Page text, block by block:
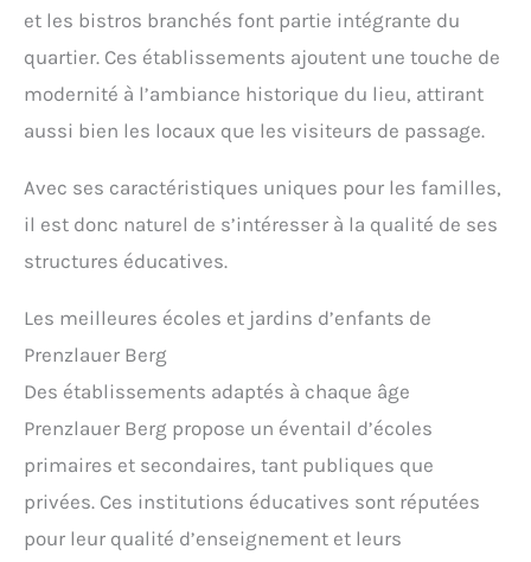
et les bistros branchés font partie intégrante du
quartier. Ces établissements ajoutent une touche de
modernité à l’ambiance historique du lieu, attirant
aussi bien les locaux que les visiteurs de passage.
Avec ses caractéristiques uniques pour les familles,
il est donc naturel de s’intéresser à la qualité de ses
structures éducatives.
Les meilleures écoles et jardins d’enfants de
Prenzlauer Berg
Des établissements adaptés à chaque âge
Prenzlauer Berg propose un éventail d’écoles
primaires et secondaires, tant publiques que
privées. Ces institutions éducatives sont réputées
pour leur qualité d’enseignement et leurs